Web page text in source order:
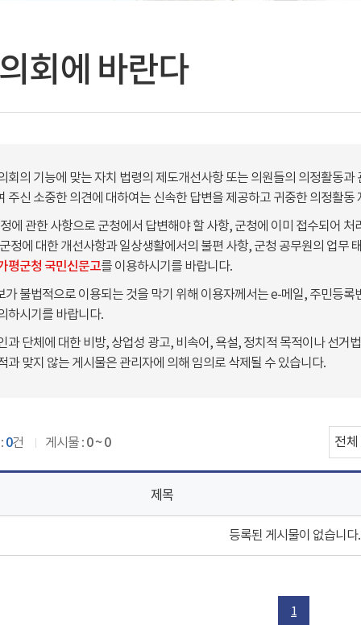
회에 바란다
회의 기능에 맞는 자치 법령의 제도개선사항 또는 의원들의 의정활동
주신 소중한 의견에 대하여는 신속한 답변을 제공하고 귀중한 의정활동
에 관한 사항으로 군청에서 답변해야 할 사항, 군청에 이미 접수되어
정에 대한 개선사항과 일상생활에서의 불편 사항, 군청 공무원의 업무
평군청 국민신문고를 이용하시기를 바랍니다.
가 불법적으로 이용되는 것을 막기 위해 이용자께서는 e-메일, 주민등
하시기를 바랍니다.
과 단체에 대한 비방, 상업성 광고, 비속어, 욕설, 정치적 목적이나 선거
과 맞지 않는 게시물은 관리자에 의해 임의로 삭제될 수 있습니다.
0건 게시물 : 0 ~ 0
제목
등록된 게시물이 없습니다.
1